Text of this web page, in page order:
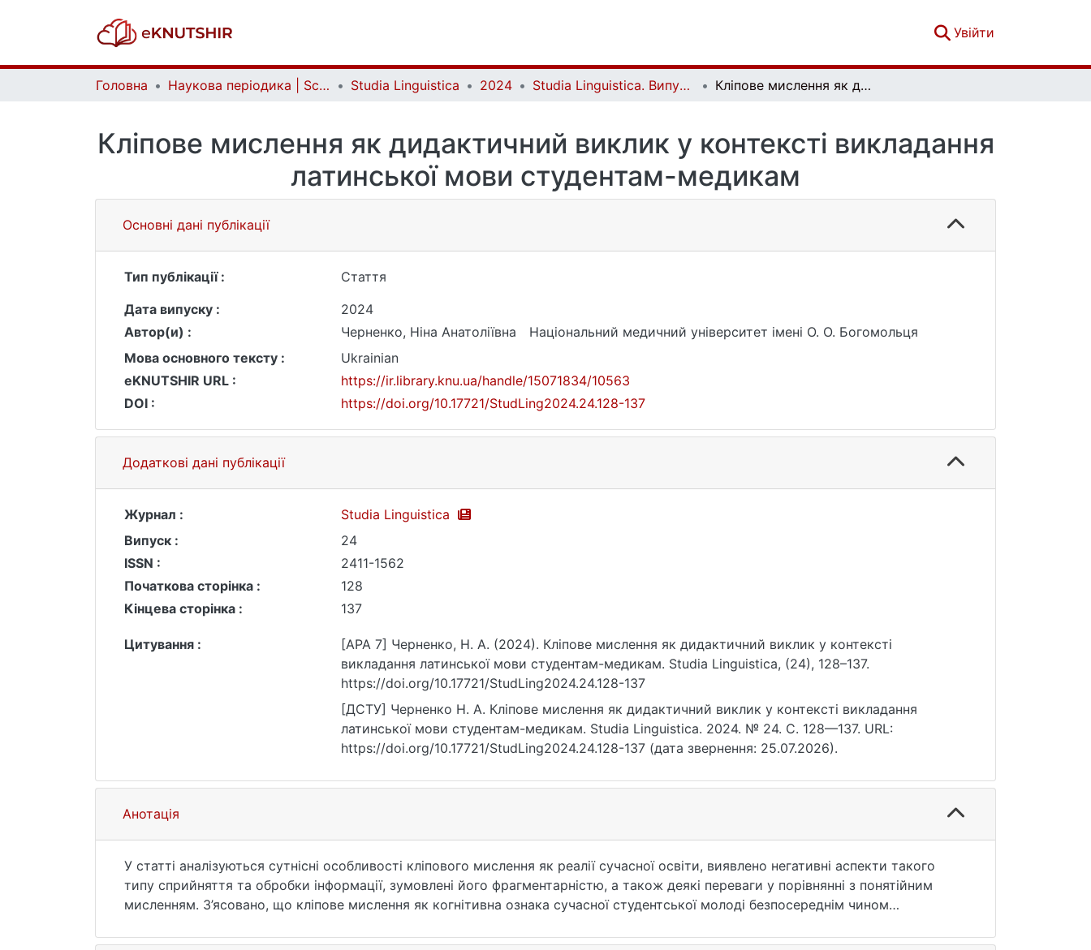
Увійти
Головна Наукова періодика | Scientific periodicals Studia Linguistica 2024 Studia Linguistica. Випуск 24 Кліпове мислення як дидактичний виклик у контексті викладання латинської мови студентам-медикам
Кліпове мислення як дидактичний виклик у контексті викладання
латинської мови студентам-медикам
Основні дані публікації
Тип публікації :
Стаття
Дата випуску :
2024
Автор(и) :
Черненко, Ніна Анатоліївна
Національний медичний університет імені О. О. Богомольця
Мова основного тексту :
Ukrainian
eKNUTSHIR URL :
https://ir.library.knu.ua/handle/15071834/10563
DOI :
https://doi.org/10.17721/StudLing2024.24.128-137
Додаткові дані публікації
Журнал :
Studia Linguistica
Випуск :
24
ISSN :
2411-1562
Початкова сторінка :
128
Кінцева сторінка :
137
Цитування :
[APA 7] Черненко, Н. А. (2024). Кліпове мислення як дидактичний виклик у контексті
викладання латинської мови студентам-медикам. Studia Linguistica, (24), 128–137.
https://doi.org/10.17721/StudLing2024.24.128-137
[ДСТУ] Черненко Н. А. Кліпове мислення як дидактичний виклик у контексті викладання
латинської мови студентам-медикам. Studia Linguistica. 2024. № 24. С. 128—137. URL:
https://doi.org/10.17721/StudLing2024.24.128-137 (дата звернення: 25.07.2026).
Анотація
У статті аналізуються сутнісні особливості кліпового мислення як реалії сучасної освіти, виявлено негативні аспекти такого
типу сприйняття та обробки інформації, зумовлені його фрагментарністю, а також деякі переваги у порівнянні з понятійним
мисленням. З’ясовано, що кліпове мислення як когнітивна ознака сучасної студентської молоді безпосереднім чином